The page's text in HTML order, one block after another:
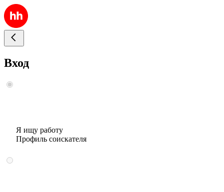
Вход
Я ищу работу
Профиль соискателя